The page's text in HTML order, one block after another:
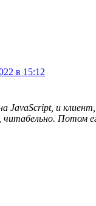
в 15:12
JavaScript, и клиент,
Потом